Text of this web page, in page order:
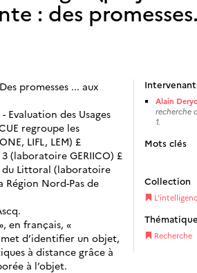
: des
promesses ... aux
des Usages
regroupe les
LIFL, LEM) £
(laboratoire GERIICO) £
du Littoral (laboratoire
Région Nord-Pas de
en français, «
d’identifier un objet,
à distance grâce à
à l’objet.
Alain
recherche
1.
Mots clés
Collection
Thématique
Recherche